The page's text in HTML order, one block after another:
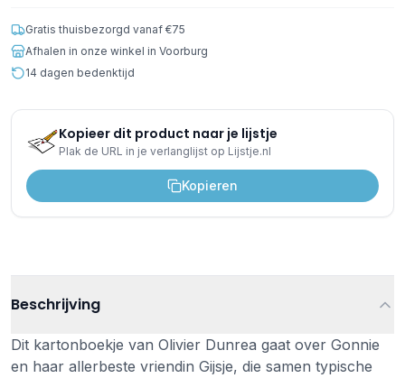
Gratis thuisbezorgd vanaf €75
Afhalen in onze winkel in Voorburg
14 dagen bedenktijd
Kopieer dit product naar je lijstje
Plak de URL in je verlanglijst op Lijstje.nl
Kopieren
Beschrijving
Dit kartonboekje van Olivier Dunrea gaat over Gonnie
en haar allerbeste vriendin Gijsje, die samen typische